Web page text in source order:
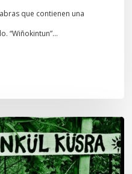
que contienen una
“Wiñokintun”…